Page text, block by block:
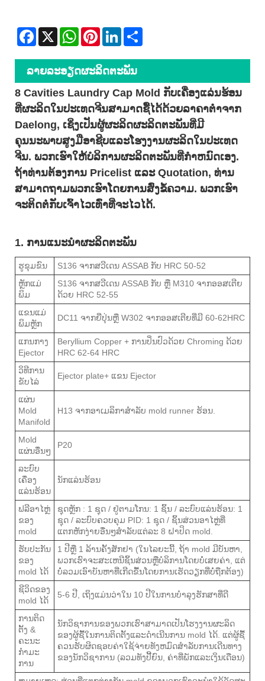
Facebook
X WhatsAppPinterestLinkedIn
ລາຍ​ລະ​ອຽດ​ຜະ​ລິດ​ຕະ​ພັນ
8 Cavities Laundry Cap Mold ກັບເຄື່ອງແລ່ນຮ້ອນ
ທີ່ຜະລິດໃນປະເທດຈີນສາມາດຊື້ໄດ້ດ້ວຍລາຄາຕໍ່າຈາກ
Daelong, ເຊິ່ງເປັນຜູ້ຜະລິດຜະລິດຕະພັນທີ່ມີ
ຄຸນນະພາບສູງມືອາຊີບແລະໂຮງງານຜະລິດໃນປະເທດ
ຈີນ. ພວກເຮົາໃຫ້ບໍລິການຜະລິດຕະພັນທີ່ກໍາຫນົດເອງ.
ຖ້າທ່ານຕ້ອງການ Pricelist ແລະ Quotation, ທ່ານ
ສາມາດຖາມພວກເຮົາໂດຍການສົ່ງຂໍ້ຄວາມ. ພວກເຮົາ
ຈະຕິດຕໍ່ກັບເຈົ້າໄວເທົ່າທີ່ຈະໄວໄດ້.
1. ການແນະນໍາຜະລິດຕະພັນ
ຮູຂຸມຂົນ
S136 ຈາກສວີເດນ ASSAB ກັບ HRC 50-52
ຫຼັກແມ່
ພິມ
S136 ຈາກສວີເດນ ASSAB ກັບ ຫຼື M310 ຈາກອອສເຕີຍ
ດ້ວຍ HRC 52-55
ແຂນແມ່
ພິມຫຼັກ
DC11 ຈາກຍີ່ປຸ່ນຫຼື W302 ຈາກອອສເຕີຍທີ່ມີ 60-62HRC
ແກນກາງ
Ejector
Beryllium Copper + ການປິ່ນປົວດ້ວຍ Chroming ດ້ວຍ
HRC 62-64 HRC
ວິ​ທີ​ການ​
ຂັບ​ໄລ່​
Ejector plate+ ແຂນ Ejector
ແຜ່ນ
Mold
Manifold
H13 ຈາກອາເມລິກາສໍາລັບ mold runner ຮ້ອນ.
Mold
ແຜ່ນອື່ນໆ
P20
ລະບົບ
ເຄື່ອງ
ແລ່ນຮ້ອນ
ນັກແລ່ນຮ້ອນ
ຟລີອາໄຫຼ່
ຂອງ
mold
ຊຸດຫຼັກ : 1 ຊຸດ / ຢູ່ຕາມໂກນ: 1 ຊິ້ນ / ລະບົບແລ່ນຮ້ອນ: 1
ຊຸດ / ລະບົບຄວບຄຸມ PID: 1 ຊຸດ / ຊິ້ນສ່ວນອາໄຫຼ່ທີ່
ແຕກຫັກງ່າຍອື່ນໆສໍາລັບແຕ່ລະ 8 ຝາປິດ mold.
ຮັບປະກັນ
ຂອງ
mold ໄດ້
1 ປີຫຼື 1 ລ້ານຄັ້ງສັກຢາ (ໃນໄລຍະນີ້, ຖ້າ mold ມີບັນຫາ,
ພວກເຮົາຈະສະເຫນີຊິ້ນສ່ວນຫຼືບໍລິການໂດຍບໍ່ເສຍຄ່າ, ແຕ່
ບໍ່ລວມເອົາບັນຫາທີ່ເກີດຂື້ນໂດຍການເຮັດວຽກທີ່ບໍ່ຖືກຕ້ອງ)
ຊີວິດຂອງ
mold ໄດ້
5-6 ປີ, ເຖິງແມ່ນວ່າໃນ 10 ປີໃນການບໍາລຸງຮັກສາທີ່ດີ
ການຕິດ
ຕັ້ງ &
ຄະນະ
ກໍາມະ
ການ
ນັກວິຊາການຂອງພວກເຮົາສາມາດເປັນໂຮງງານຜະລິດ
ຂອງຜູ້ຊື້ໃນການຕິດຕັ້ງແລະດໍາເນີນການ mold ໄດ້. ແຕ່ຜູ້ຊື້
ຄວນຮັບຜິດຊອບຄ່າໃຊ້ຈ່າຍທັງຫມົດສໍາລັບການເດີນທາງ
ຂອງນັກວິຊາການ (ລວມທັງປີ້ຍົນ, ຄ່າທີ່ພັກແລະເງິນເດືອນ)